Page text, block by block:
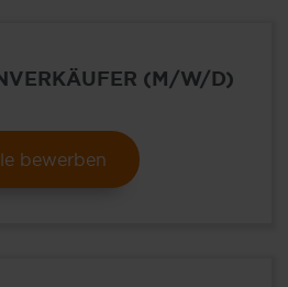
(M/W/D)
bewerben